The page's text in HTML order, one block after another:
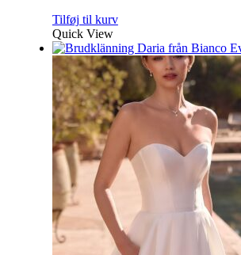
Tilføj til kurv
Quick View